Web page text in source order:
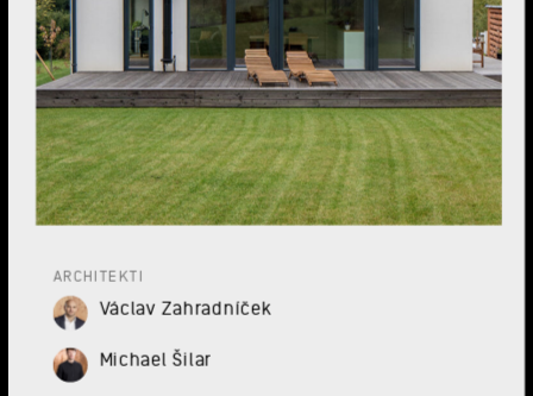
ARCHITEKTI
Václav Zahradníček
Michael Šilar